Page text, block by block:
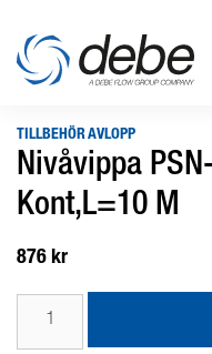
TILLBEHÖR AVLOPP
Nivåvippa
Kont,L=10 M
876 kr